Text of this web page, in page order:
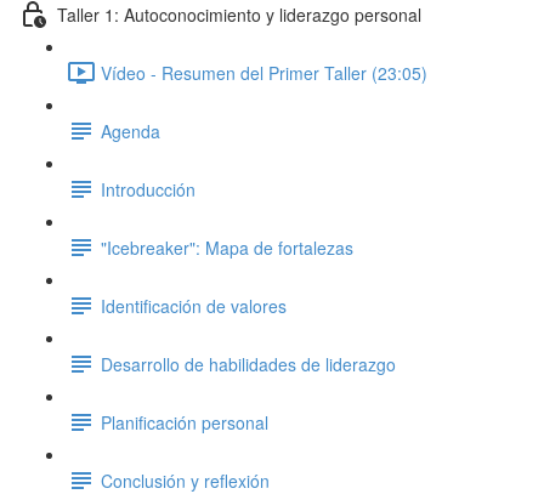
Taller 1: Autoconocimiento y liderazgo personal
Vídeo - Resumen del Primer Taller (23:05)
Agenda
Introducción
"Icebreaker": Mapa de fortalezas
Identificación de valores
Desarrollo de habilidades de liderazgo
Planificación personal
Conclusión y reflexión